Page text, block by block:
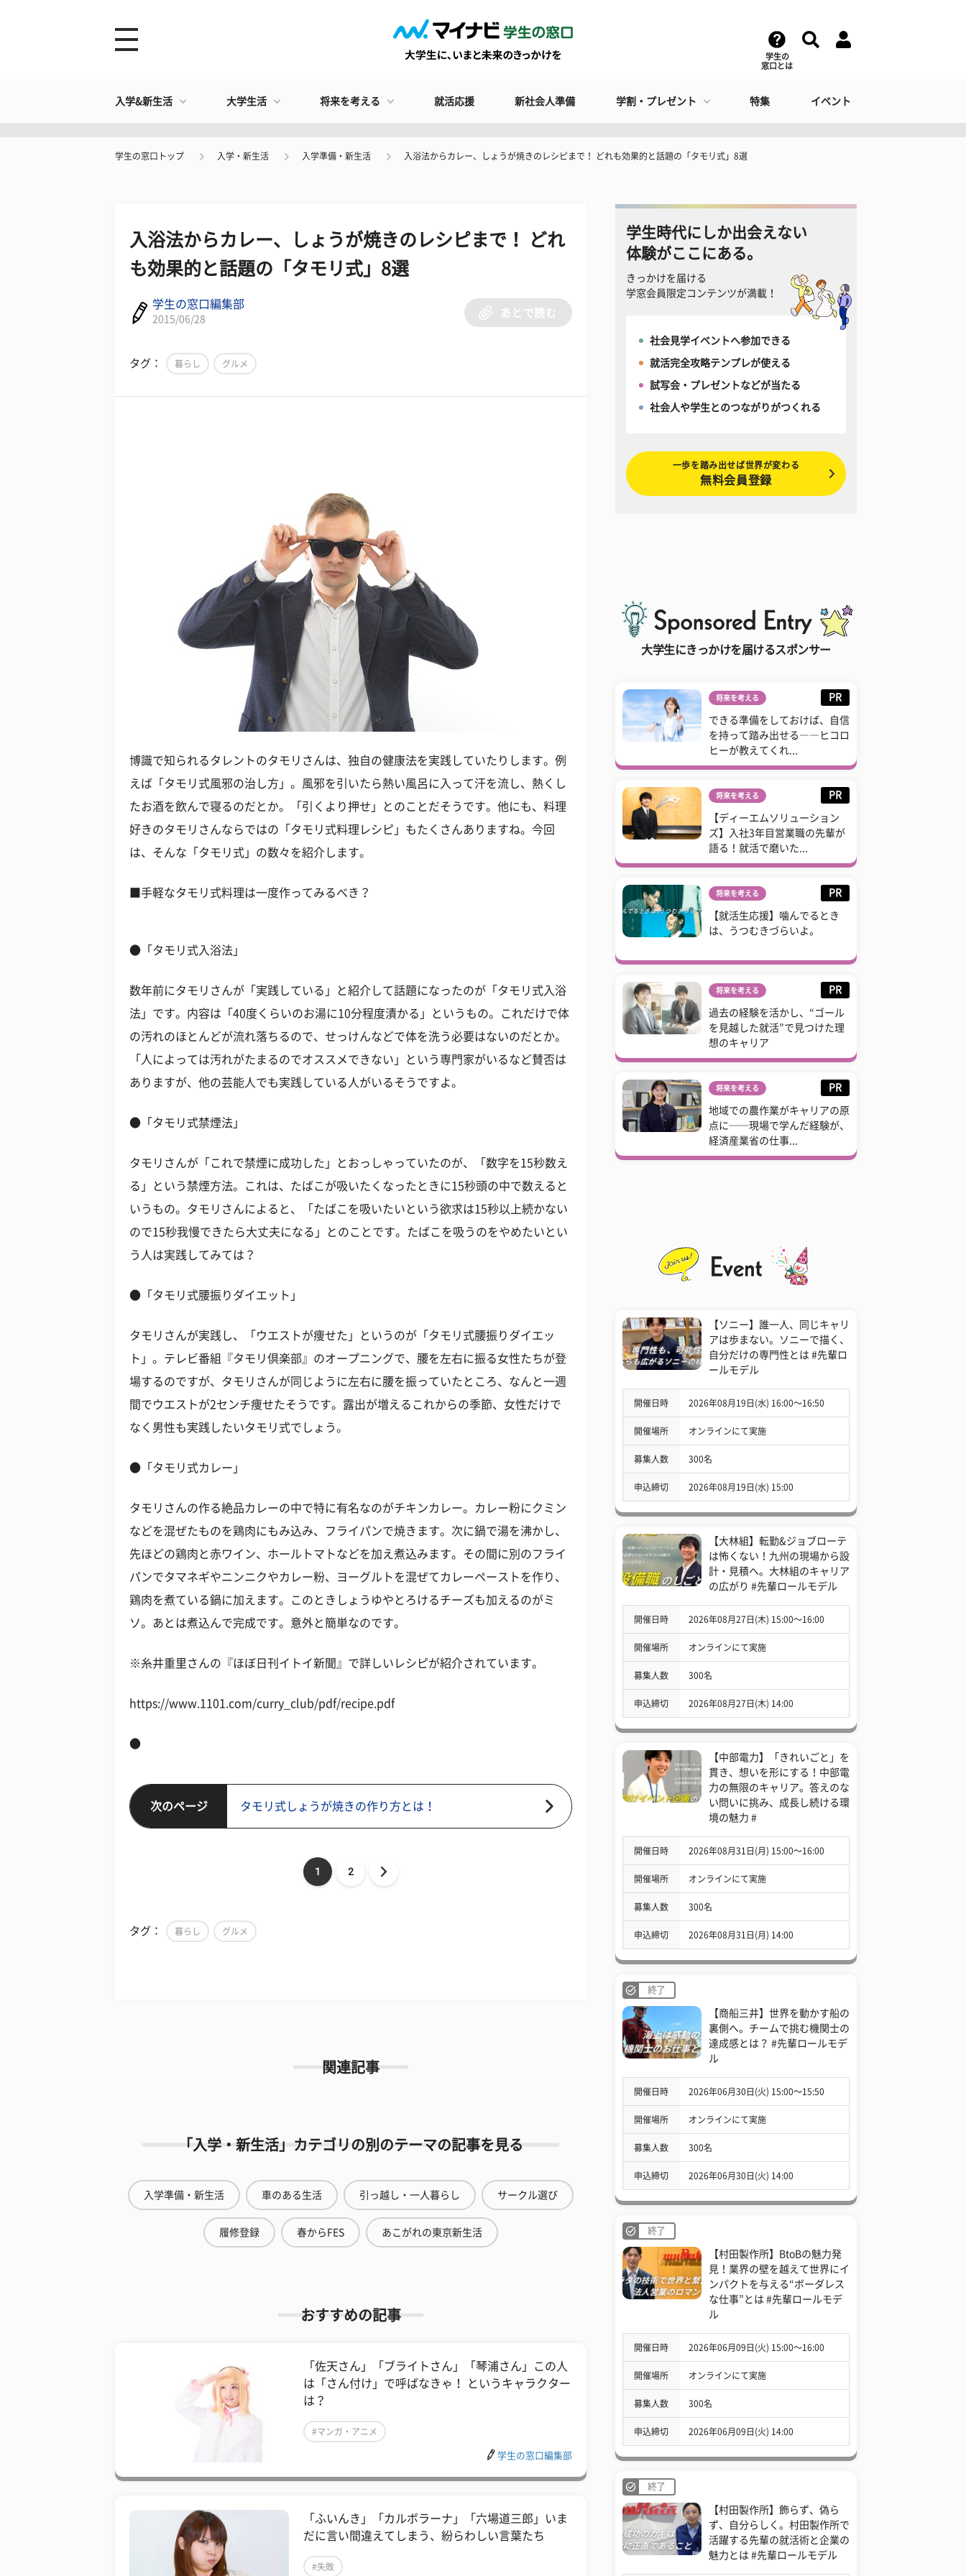
学生の
窓口とは
入学&新生活 大学生活 将来を考える 就活応援 新社会人準備 学割・プレゼント 特集 イベント
学生の窓口トップ 入学・新生活 入学準備・新生活 入浴法からカレー、しょうが焼きのレシピまで！ どれも効果的と話題の「タモリ式」8選
入浴法からカレー、しょうが焼きのレシピまで！ どれ
も効果的と話題の「タモリ式」8選
学生の窓口編集部
2015/06/28
あとで読む
タグ： 暮らし グルメ
博識で知られるタレントのタモリさんは、独自の健康法を実践していたりします。例
えば「タモリ式風邪の治し方」。風邪を引いたら熱い風呂に入って汗を流し、熱くし
たお酒を飲んで寝るのだとか。「引くより押せ」とのことだそうです。他にも、料理
好きのタモリさんならではの「タモリ式料理レシピ」もたくさんありますね。今回
は、そんな「タモリ式」の数々を紹介します。
■手軽なタモリ式料理は一度作ってみるべき？
●「タモリ式入浴法」
数年前にタモリさんが「実践している」と紹介して話題になったのが「タモリ式入浴
法」です。内容は「40度くらいのお湯に10分程度漬かる」というもの。これだけで体
の汚れのほとんどが流れ落ちるので、せっけんなどで体を洗う必要はないのだとか。
「人によっては汚れがたまるのでオススメできない」という専門家がいるなど賛否は
ありますが、他の芸能人でも実践している人がいるそうですよ。
●「タモリ式禁煙法」
タモリさんが「これで禁煙に成功した」とおっしゃっていたのが、「数字を15秒数え
る」という禁煙方法。これは、たばこが吸いたくなったときに15秒頭の中で数えると
いうもの。タモリさんによると、「たばこを吸いたいという欲求は15秒以上続かない
ので15秒我慢できたら大丈夫になる」とのことです。たばこを吸うのをやめたいとい
う人は実践してみては？
●「タモリ式腰振りダイエット」
タモリさんが実践し、「ウエストが痩せた」というのが「タモリ式腰振りダイエッ
ト」。テレビ番組『タモリ倶楽部』のオープニングで、腰を左右に振る女性たちが登
場するのですが、タモリさんが同じように左右に腰を振っていたところ、なんと一週
間でウエストが2センチ痩せたそうです。露出が増えるこれからの季節、女性だけで
なく男性も実践したいタモリ式でしょう。
●「タモリ式カレー」
タモリさんの作る絶品カレーの中で特に有名なのがチキンカレー。カレー粉にクミン
などを混ぜたものを鶏肉にもみ込み、フライパンで焼きます。次に鍋で湯を沸かし、
先ほどの鶏肉と赤ワイン、ホールトマトなどを加え煮込みます。その間に別のフライ
パンでタマネギやニンニクやカレー粉、ヨーグルトを混ぜてカレーペーストを作り、
鶏肉を煮ている鍋に加えます。このときしょうゆやとろけるチーズも加えるのがミ
ソ。あとは煮込んで完成です。意外と簡単なのです。
※糸井重里さんの『ほぼ日刊イトイ新聞』で詳しいレシピが紹介されています。
https://www.1101.com/curry_club/pdf/recipe.pdf
●
次のページ タモリ式しょうが焼きの作り方とは！
1 2
タグ： 暮らし グルメ
関連記事
「入学・新生活」カテゴリの別のテーマの記事を見る
入学準備・新生活 車のある生活 引っ越し・一人暮らし サークル選び
履修登録 春からFES あこがれの東京新生活
おすすめの記事
「佐天さん」「ブライトさん」「琴浦さん」この人
は「さん付け」で呼ばなきゃ！ というキャラクター
は？
#マンガ・アニメ
学生の窓口編集部
「ふいんき」「カルボラーナ」「六場道三郎」いま
だに言い間違えてしまう、紛らわしい言葉たち
#失敗
学生時代にしか出会えない
体験がここにある。
きっかけを届ける
学窓会員限定コンテンツが満載！
社会見学イベントへ参加できる
就活完全攻略テンプレが使える
試写会・プレゼントなどが当たる
社会人や学生とのつながりがつくれる
一歩を踏み出せば世界が変わる
無料会員登録
大学生にきっかけを届けるスポンサー
将来を考える PR
できる準備をしておけば、自信
を持って踏み出せる――ヒコロ
ヒーが教えてくれ...
将来を考える PR
【ディーエムソリューション
ズ】入社3年目営業職の先輩が
語る！就活で磨いた...
将来を考える PR
【就活生応援】噛んでるとき
は、うつむきづらいよ。
将来を考える PR
過去の経験を活かし、“ゴール
を見越した就活”で見つけた理
想のキャリア
将来を考える PR
地域での農作業がキャリアの原
点に──現場で学んだ経験が、
経済産業省の仕事...
【ソニー】誰一人、同じキャリ
アは歩まない。ソニーで描く、
自分だけの専門性とは #先輩ロ
ールモデル
開催日時 2026年08月19日(水) 16:00〜16:50
開催場所 オンラインにて実施
募集人数 300名
申込締切 2026年08月19日(水) 15:00
【大林組】転勤&ジョブローテ
は怖くない！九州の現場から設
計・見積へ。大林組のキャリア
の広がり #先輩ロールモデル
開催日時 2026年08月27日(木) 15:00〜16:00
開催場所 オンラインにて実施
募集人数 300名
申込締切 2026年08月27日(木) 14:00
【中部電力】「きれいごと」を
貫き、想いを形にする！中部電
力の無限のキャリア。答えのな
い問いに挑み、成長し続ける環
境の魅力 #
開催日時 2026年08月31日(月) 15:00〜16:00
開催場所 オンラインにて実施
募集人数 300名
申込締切 2026年08月31日(月) 14:00
終了
【商船三井】世界を動かす船の
裏側へ。チームで挑む機関士の
達成感とは？ #先輩ロールモデ
ル
開催日時 2026年06月30日(火) 15:00〜15:50
開催場所 オンラインにて実施
募集人数 300名
申込締切 2026年06月30日(火) 14:00
終了
【村田製作所】BtoBの魅力発
見！業界の壁を越えて世界にイ
ンパクトを与える“ボーダレス
な仕事”とは #先輩ロールモデ
ル
開催日時 2026年06月09日(火) 15:00〜16:00
開催場所 オンラインにて実施
募集人数 300名
申込締切 2026年06月09日(火) 14:00
終了
【村田製作所】飾らず、偽ら
ず、自分らしく。村田製作所で
活躍する先輩の就活術と企業の
魅力とは #先輩ロールモデル